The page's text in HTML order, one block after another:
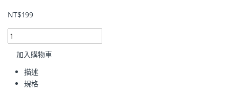
NT$199
加入購物車
描述
規格